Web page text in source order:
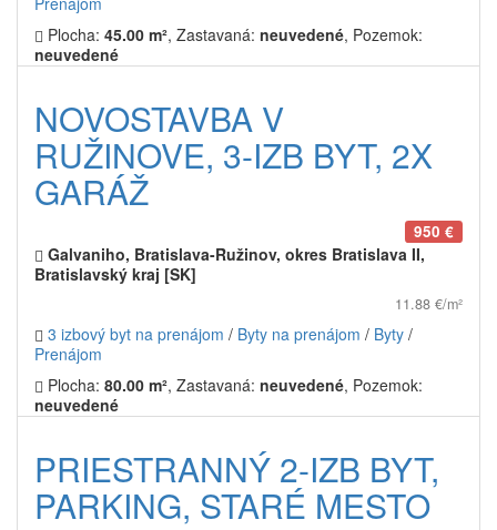
Plocha: 45.00 m², Zastavaná: neuvedené, Pozemok:
neuvedené
NOVOSTAVBA V
RUŽINOVE, 3-IZB BYT, 2X
GARÁŽ
950 €
Galvaniho, Bratislava-Ružinov, okres Bratislava II,
Bratislavský kraj [SK]
11.88 €/m²
3 izbový byt na prenájom / Byty na prenájom / Byty /
Prenájom
Plocha: 80.00 m², Zastavaná: neuvedené, Pozemok:
neuvedené
PRIESTRANNÝ 2-IZB BYT,
PARKING, STARÉ MESTO